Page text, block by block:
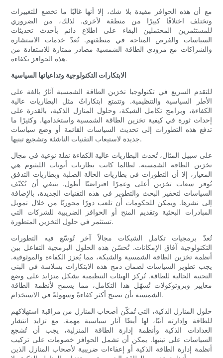
مع أن هذه الحوافز مفيدة بلا شك، إلا أنها غالبًا ما تخضع للتغييرات
وتختلف اختلافًا كبيرًا من منطقة لأخرى. لذلك، من الضروري
للمستثمرين المحتملين البقاء على اطلاع دائم بأحدث تحديثات
السياسات والفرص المتاحة في منطقتهم. تُعدّ خدمات الاستشارة
والشراكات مع مزودي الطاقة الشمسية مصادر ممتازة للاستفادة من
هذه الحوافز بكفاءة.
الابتكارات التكنولوجية وتداعياتها السياسية
للتقدم السريع في تكنولوجيا تخزين الطاقة الشمسية آثارٌ بالغة على
الأطر السياسية والتنظيمية. وتتمتع ابتكاراتٌ مثل البطاريات عالية
الكفاءة، وبرامج تكامل الشبكة، وحلول المنازل الذكية، بالقدرة على
إحداث ثورة في كيفية تخزين الطاقة الشمسية واستخدامها. وكثيرًا ما
تدفع هذه التطورات إلى تحديث السياسات القائمة أو وضع سياسات
جديدة لاستيعاب التقنيات الناشئة وتشجيع تبنيها.
على سبيل المثال، تُحدث البطاريات عالية الكفاءة نقلة نوعية في مجال
تخزين الطاقة الشمسية. لطالما كانت بطاريات أيونات الليثيوم هي
المعيار، إلا أن التطورات في بطاريات الحالة الصلبة وبطاريات التدفق
تُوفر سعات تخزين أعلى وعمرًا افتراضيًا أطول. ينبغي أن تُكيّف
السياسات لتحفيز البحث والتطوير في هذه التقنيات الجديدة، بالإضافة
إلى نشرها. ويمكن للحكومات أن تلعب دورًا محوريًا من خلال تمويل
المبادرات البحثية وتقديم المنح أو الحوافز الضريبية للشركات التي
تستثمر في حلول التخزين المتطورة.
تُعدّ برمجيات تكامل الشبكات مجالاً آخر تُوسّع فيه التطورات
التكنولوجية آفاق الإمكانات. تُحسّن هذه الحلول البرمجية التفاعل بين
أنظمة تخزين الطاقة الشمسية والشبكة، مما يُعزز الكفاءة والموثوقية.
يجب تطوير السياسات لضمان دمج هذه الابتكارات بسلاسة في البنى
التحتية الحالية للطاقة. تُركز الهيئات التنظيمية بشكل متزايد على وضع
معايير وبروتوكولات تُسهّل هذا التكامل، مما يسمح لأنظمة الطاقة
الشمسية بأن تصبح أكثر كفاءةً وسهولةً في الاستخدام.
حلول المنازل الذكية، التي تُمكّن أصحاب المنازل من مراقبة استهلاكهم
للطاقة وإدارته آنيًا، لها أيضًا آثار سياسية مهمة. مع تزايد انتشار
العدادات الذكية وأنظمة إدارة الطاقة المنزلية، يجب أن تُشجع
السياسات على تبنيها. يمكن أن تشمل الحوافز خصومات على تركيب
أنظمة إدارة الطاقة الذكية أو إعفاءات ضريبية لأصحاب المنازل الذين